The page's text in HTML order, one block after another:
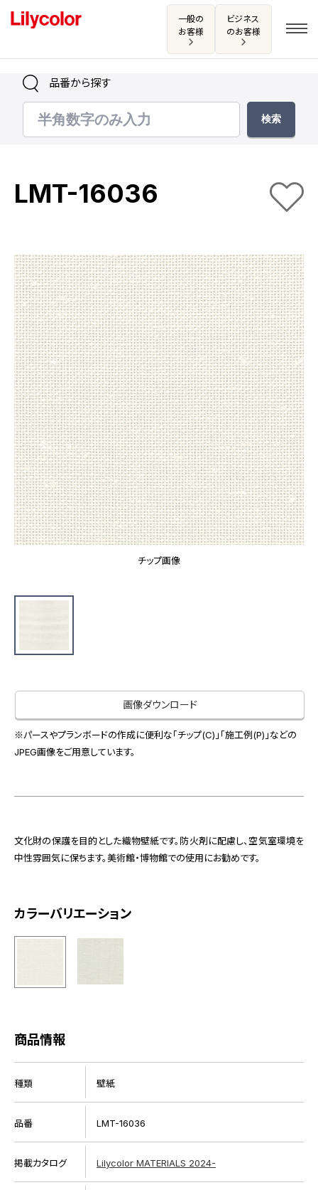
一般の
お客様
ビジネス
のお客様
ログイン・新規会員登録
お気に入り
商品を探す
商品を探す トップ
壁紙
カーテン
床材
ブランド・コレクション
Lilycolor Coordinate 着せ替えシミュレーション
カタログ一覧
カタログ一覧 トップ
壁紙
カーテン
床材
サステナブル商品
ノンワックス床タイル
壁紙機能性ガイド
施工事例
施工事例 トップ
医療・福祉施設
ホテル・オフィス・店舗
モデルハウス
新築戸建・マンション
#リリカラのある暮らし
リリカラノート
ショールーム
ショールーム トップ
東京ショールーム
大阪ショールーム
お客様サポート
お客様サポート トップ
動画一覧
お問い合わせ（一般のお客様）
インテリア事業
スペースソリューション事業
オフィスソリューション事業
ファシリティソリューション事業
会社情報
会社情報
お知らせプライバシーポリシーサイトマップ関連団体リンク集
品番から探す
LMT-16036
チップ画像
画像ダウンロード
※パースやプランボードの作成に便利な「チップ(C)」「施工例(P)」などの
JPEG画像をご用意しています。
文化財の保護を目的とした織物壁紙です。防火剤に配慮し、空気室環境を
中性雰囲気に保ちます。美術館・博物館での使用にお勧めです。
カラーバリエーション
商品情報
種類 壁紙
品番 LMT-16036
掲載カタログ Lilycolor MATERIALS 2024-